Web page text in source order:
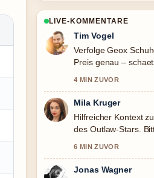
LIVE-KOMMENTARE
Tim Vogel
Verfolge Geox
Preis genau –
4 MIN ZUVOR
Mila Kruger
Hilfreicher Kontext
des Outlaw-Stars.
6 MIN ZUVOR
Jonas Wagner